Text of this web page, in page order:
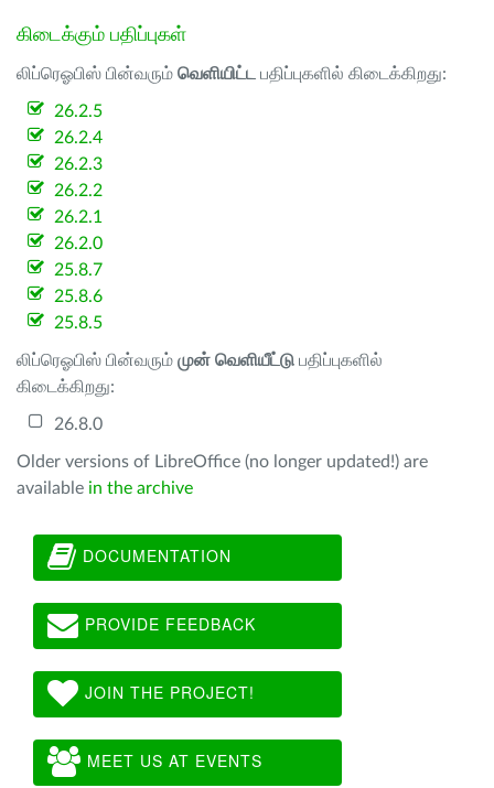
கிடைக்கும் பதிப்புகள்
லிப்ரெஓபிஸ் பின்வரும் வெளியிட்ட பதிப்புகளில் கிடைக்கிறது:
26.2.5
26.2.4
26.2.3
26.2.2
26.2.1
26.2.0
25.8.7
25.8.6
25.8.5
லிப்ரெஓபிஸ் பின்வரும் முன் வெளியீட்டு பதிப்புகளில்
கிடைக்கிறது:
26.8.0
Older versions of LibreOffice (no longer updated!) are
available in the archive
DOCUMENTATION
PROVIDE FEEDBACK
JOIN THE PROJECT!
MEET US AT EVENTS